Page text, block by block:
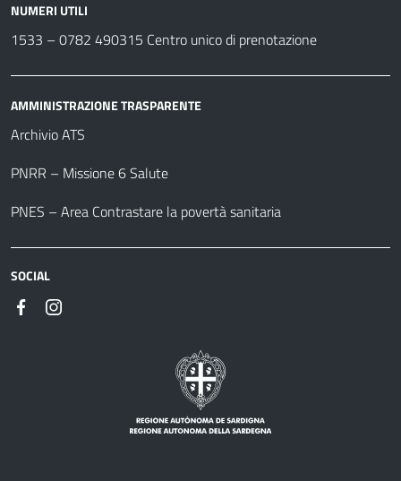
NUMERI UTILI
1533 – 0782 490315 Centro unico di prenotazione
AMMINISTRAZIONE TRASPARENTE
Archivio ATS
PNRR – Missione 6 Salute
PNES – Area Contrastare la povertà sanitaria
SOCIAL